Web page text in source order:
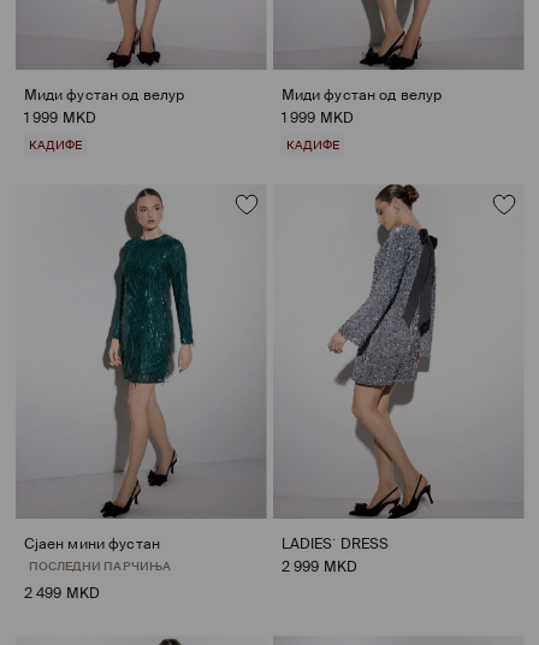
Миди фустан од велур
1 999 MKD
КАДИФЕ
Миди фустан од велур
1 999 MKD
КАДИФЕ
Сјаен мини фустан
ПОСЛЕДНИ ПАРЧИЊА
2 499 MKD
LADIES` DRESS
2 999 MKD